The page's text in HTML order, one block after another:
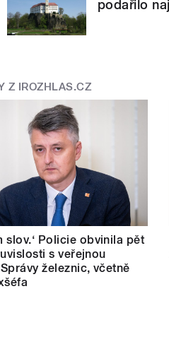
podařilo
Z IROZHLAS.CZ
slov.‘ Policie obvinila pět
s veřejnou
železnic, včetně